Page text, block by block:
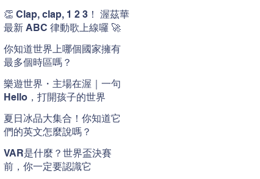
👏 Clap, clap, 1 2 3！ 渥茲華
最新 ABC 律動歌上線囉 🚀
你知道世界上哪個國家擁有
最多個時區嗎？
樂遊世界・主場在渥｜一句
Hello，打開孩子的世界
夏日冰品大集合！你知道它
們的英文怎麼說嗎？
VAR是什麼？世界盃決賽
前，你一定要認識它